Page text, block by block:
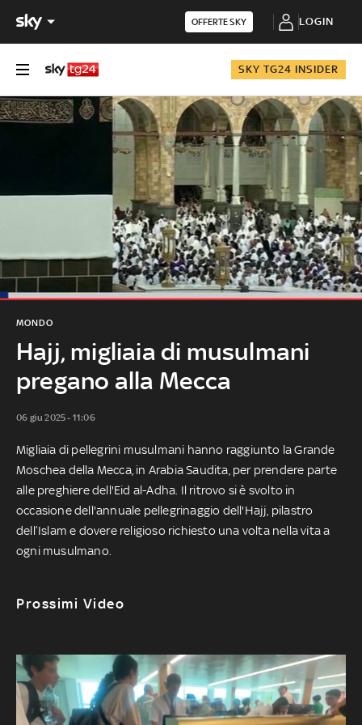
OFFERTE SKY LOGIN
SKY TG24 INSIDER
Hajj, migliaia di musulmani
pregano alla Mecca
MONDO
06 giu 2025 - 11:06
Migliaia di pellegrini musulmani hanno raggiunto la Grande
Moschea della Mecca, in Arabia Saudita, per prendere parte
alle preghiere dell'Eid al-Adha. Il ritrovo si è svolto in
occasione dell'annuale pellegrinaggio dell'Hajj, pilastro
dell’Islam e dovere religioso richiesto una volta nella vita a
ogni musulmano.
Prossimi Video